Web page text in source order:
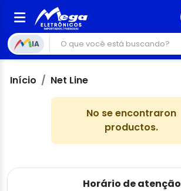
IA
Início Net Line
No se encontraron
productos.
Horário de atenção